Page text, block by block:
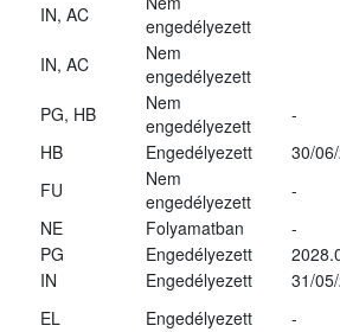
IN, AC
engedélyezett
IN, AC
Nem
engedélyezett
PG, HB
Nem
engedélyezett
-
HB Engedélyezett
30/
FU
Nem
engedélyezett
-
NE Folyamatban
-
PG Engedélyezett
IN Engedélyezett
31/
EL Engedélyezett
-